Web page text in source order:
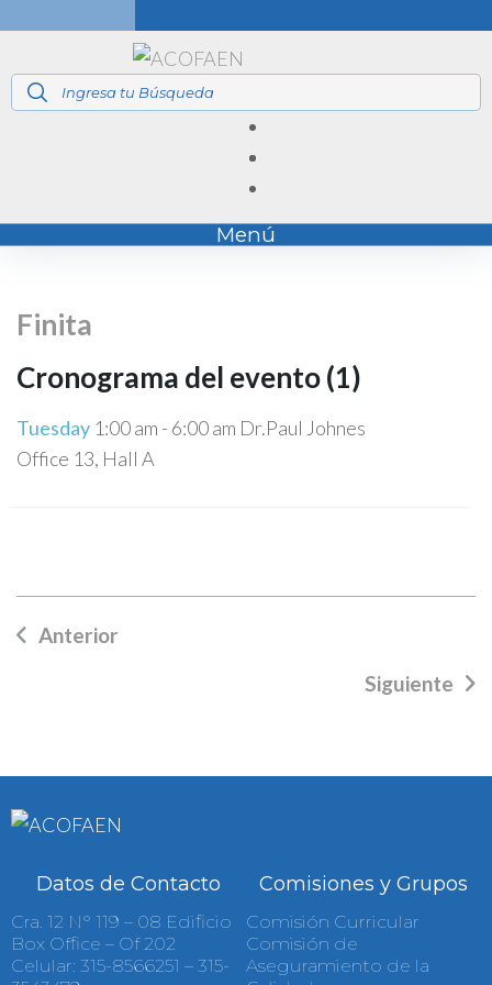
Menú
Finita
Cronograma del evento (1)
Tuesday 1:00 am - 6:00 am Dr.Paul Johnes
Office 13, Hall A
Anterior
Siguiente
Datos de Contacto
Cra. 12 N° 119 – 08 Edificio
Box Office – Of 202
Celular: 315-8566251 – 315-
Comisiones y Grupos
Comisión Curricular
Comisión de
Aseguramiento de la